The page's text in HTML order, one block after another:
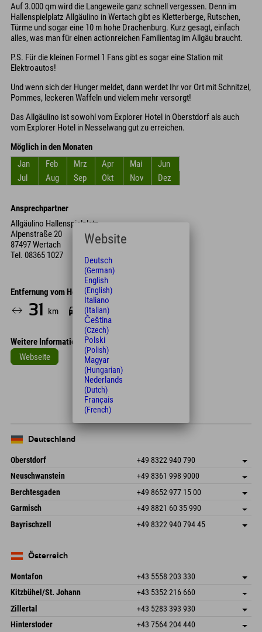
Auf 3.000 qm wird die Langeweile ganz schnell vergessen. Denn im
Hallenspielplatz Allgäulino in Wertach gibt es Kletterberge, Rutschen,
Türme und sogar eine 10 m hohe Drachenburg. Kurz gesagt, einfach
alles, was man für einen actionreichen Familientag im Allgäu braucht.
P.S. Für die kleinen Formel 1 Fans gibt es sogar eine Station mit
Elektroautos!
Und wenn sich der Hunger meldet, dann werdet Ihr vor Ort mit Schnitzel,
Pommes, leckeren Waffeln und vielem mehr versorgt!
Das Allgäulino ist sowohl vom Explorer Hotel in Oberstdorf als auch
vom Explorer Hotel in Nesselwang gut zu erreichen.
Möglich in den Monaten
Jan
Feb Mrz Apr Mai
Jun
Jul
Aug Sep Okt Nov Dez
Ansprechpartner
Allgäulino Hallenspielplatz
Alpenstraße 20
87497 Wertach
Tel. 08365 1027
Entfernung vom Hotel
31 km 33 Min.
Weitere Informationen
Webseite
Leaflet
Deutschland
Oberstdorf +49 8322 940 790
An der Breitach 3
Deutschland
Adresse speichern
Buchen
Neuschwanstein +49 8361 998 9000
An der Riese 45
87484 Nesselwang im Allgäu
Deutschland
Adresse speichern
Anreiseinfos
Buchen
Berchtesgaden +49 8652 977 15 00
Hofreitstr. 7
Deutschland
Adresse speichern
Buchen
Garmisch +49 8821 60 35 990
Frickenstraße 22
82490 Farchant
Adresse speichern
Anreiseinfos
Bayrischzell +49 8322 940 794 45
Deutschland
Österreich
Montafon +43 5558 203 330
Dorfstr. 127b
6793 Gaschurn/Montafon
Österreich
Adresse speichern
Buchen
Kitzbühel/St. Johann +43 5352 216 660
Speckbacherstraße 87
6380 St. Johann in Tirol
Österreich
Adresse speichern
Anreiseinfos
Buchen
Zillertal +43 5283 393 930
Schmiedau 2
Adresse speichern
Hinterstoder +43 7564 204 440
Website
Deutsch
(German)
English
(English)
Italiano
(Italian)
Čeština
(Czech)
Polski
(Polish)
Magyar
(Hungarian)
Nederlands
(Dutch)
Français
(French)